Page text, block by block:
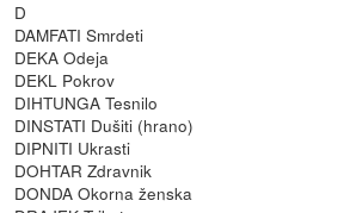
D
DAMFATI Smrdeti
DEKA Odeja
DEKL Pokrov
DIHTUNGA Tesnilo
DINSTATI Dušiti (hrano)
DIPNITI Ukrasti
DOHTAR Zdravnik
DONDA Okorna ženska